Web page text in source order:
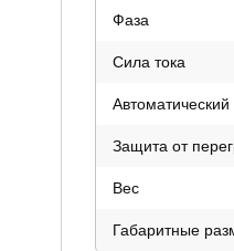
Фаза
Сила тока
Защита от
Вес
Габаритные